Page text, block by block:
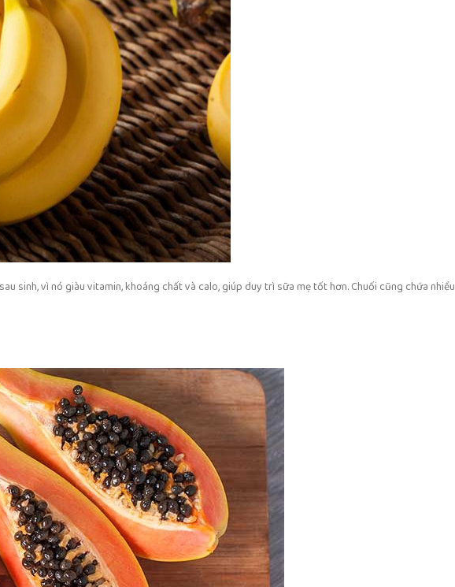
sinh, vì nó giàu vitamin, khoáng chất và calo, giúp duy trì sữa mẹ tốt hơn. Chuối cũng chứa nhiều